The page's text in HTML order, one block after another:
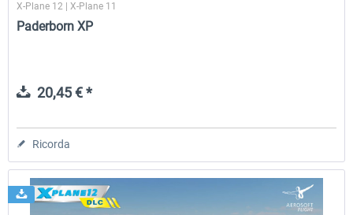
45,70 € *
X-Plane 12 | X-Plane 11
Paderborn XP
20,45 € *
Ricorda